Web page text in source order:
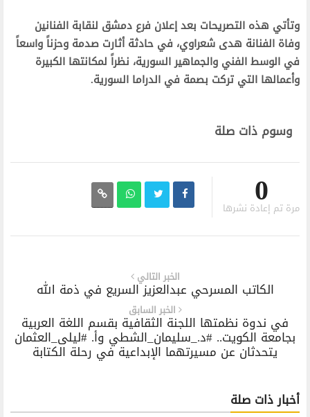
وتأتي هذه التصريحات بعد إعلان فرع دمشق لنقابة الفنانين
وفاة الفنانة هدى شعراوي، في حادثة أثارت صدمة وحزناً واسعاً
في الوسط الفني والجماهير السورية، نظراً لمكانتها الكبيرة
وأعمالها التي تركت بصمة في الدراما السورية.
وسوم ذات صلة
0
مرة تم إعادة نشرها
الخبر التالي
الكاتب المسرحي عبدالعزيز السريع في ذمة الله
الخبر السابق
في ندوة نظمتها اللجنة الثقافية بقسم اللغة العربية
بجامعة الكويت.. #د._سليمان_الشطي وأ. #ليلى_العثمان
يتحدثان عن مسيرتهما الإبداعية في رحلة الكتابة
أخبار ذات صلة